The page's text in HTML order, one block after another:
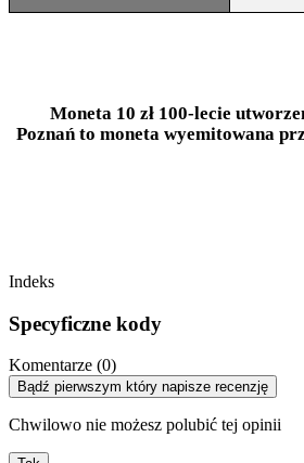
Moneta 10 zł 100-lecie
Poznań to moneta wyemitowana
Indeks
Specyficzne kody
Komentarze (0)
Bądź pierwszym który napisze recenzję
Chwilowo nie możesz polubić tej opinii